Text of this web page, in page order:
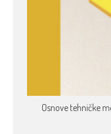
Osnove tehničke